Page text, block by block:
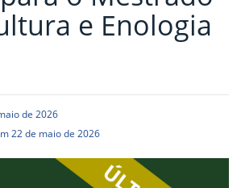
e Enologia
de 2026
22 de maio de 2026